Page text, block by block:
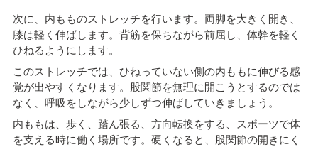
次に、内もものストレッチを行います。両脚を大きく開き、
膝は軽く伸ばします。背筋を保ちながら前屈し、体幹を軽く
ひねるようにします。
このストレッチでは、ひねっていない側の内ももに伸びる感
覚が出やすくなります。股関節を無理に開こうとするのでは
なく、呼吸をしながら少しずつ伸ばしていきましょう。
内ももは、歩く、踏ん張る、方向転換をする、スポーツで体
を支える時に働く場所です。硬くなると、股関節の開きにく